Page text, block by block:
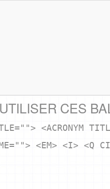
CES
<ACRONYM
<EM> <I> <Q